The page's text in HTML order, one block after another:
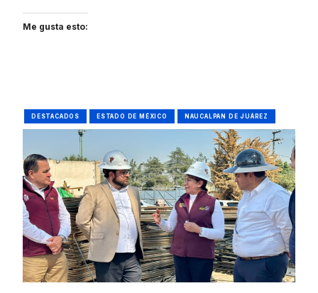
Me gusta esto:
DESTACADOS ESTADO DE MÉXICO NAUCALPAN DE JUÁREZ